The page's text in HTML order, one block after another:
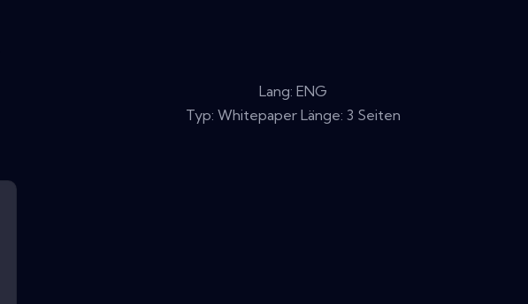
Lang: ENG
Typ: Whitepaper Länge: 3 Seiten